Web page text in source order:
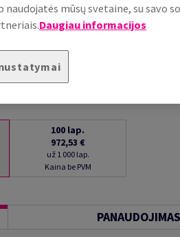
100 lap.
972,53 €
už 1 000 lap.
Kaina be PVM
PANAUDOJIMAS
naudojatės mūsų svetaine, su savo
Daugiau informacijos